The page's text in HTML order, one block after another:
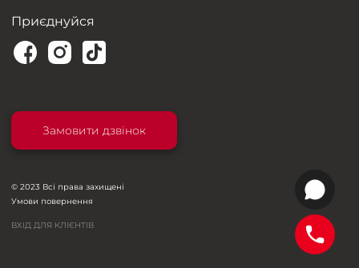
Приєднуйся
Замовити дзвінок
© 2023 Всі права захищені
Умови повернення
ВХІД ДЛЯ КЛІЄНТІВ